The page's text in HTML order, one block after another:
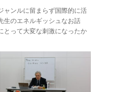
ャンルに留まらず国際的に活
生のエネルギッシュなお話
とって大変な刺激になったか